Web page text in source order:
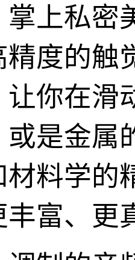
掌上私密
精度的触
让你在滑
或是金属
材料学的
丰富、更